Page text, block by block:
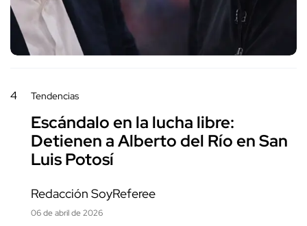
4 Tendencias
Escándalo en la lucha libre:
Detienen a Alberto del Río en San
Luis Potosí
Redacción SoyReferee
06 de abril de 2026